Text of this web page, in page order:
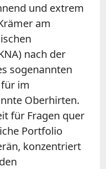
und extrem
am
nach der
sogenannten
im
Oberhirten.
für Fragen quer
Portfolio
konzentriert